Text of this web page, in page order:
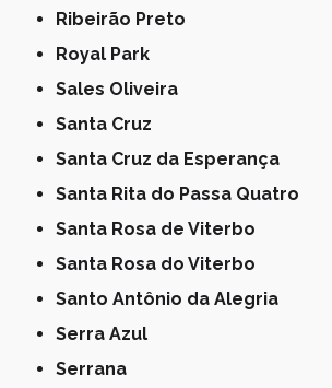
Ribeirão Preto
Royal Park
Sales Oliveira
Santa Cruz
Santa Cruz da Esperança
Santa Rita do Passa Quatro
Santa Rosa de Viterbo
Santa Rosa do Viterbo
Santo Antônio da Alegria
Serra Azul
Serrana